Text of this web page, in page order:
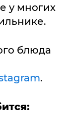
у многих
блюда
.